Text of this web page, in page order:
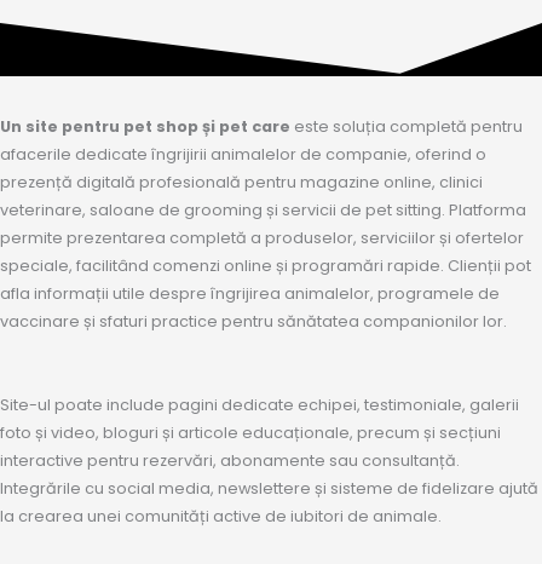
Un site pentru pet shop și pet care este soluția completă pentru
afacerile dedicate îngrijirii animalelor de companie, oferind o
prezență digitală profesională pentru magazine online, clinici
veterinare, saloane de grooming și servicii de pet sitting. Platforma
permite prezentarea completă a produselor, serviciilor și ofertelor
speciale, facilitând comenzi online și programări rapide. Clienții pot
afla informații utile despre îngrijirea animalelor, programele de
vaccinare și sfaturi practice pentru sănătatea companionilor lor.
Site-ul poate include pagini dedicate echipei, testimoniale, galerii
foto și video, bloguri și articole educaționale, precum și secțiuni
interactive pentru rezervări, abonamente sau consultanță.
Integrările cu social media, newslettere și sisteme de fidelizare ajută
la crearea unei comunități active de iubitori de animale.